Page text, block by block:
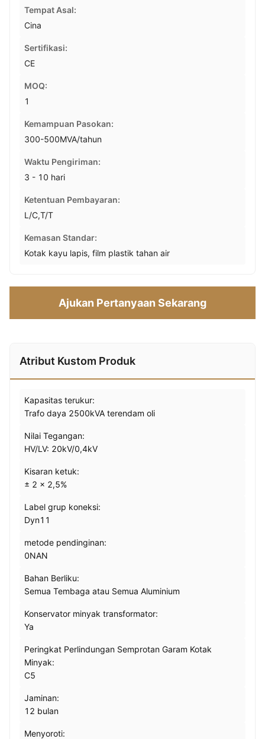
Tempat Asal:
Cina
Sertifikasi:
CE
MOQ:
1
Kemampuan Pasokan:
300-500MVA/tahun
Waktu Pengiriman:
3 - 10 hari
Ketentuan Pembayaran:
L/C,T/T
Kemasan Standar:
Kotak kayu lapis, film plastik tahan air
Ajukan Pertanyaan Sekarang
Atribut Kustom Produk
Kapasitas terukur:
Trafo daya 2500kVA terendam oli
Nilai Tegangan:
HV/LV: 20kV/0,4kV
Kisaran ketuk:
± 2 × 2,5%
Label grup koneksi:
Dyn11
metode pendinginan:
0NAN
Bahan Berliku:
Semua Tembaga atau Semua Aluminium
Konservator minyak transformator:
Ya
Peringkat Perlindungan Semprotan Garam Kotak
Minyak:
C5
Jaminan:
12 bulan
Menyoroti: